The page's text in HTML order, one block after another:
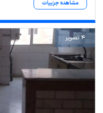
مشاهده جزییات
4 تصویر